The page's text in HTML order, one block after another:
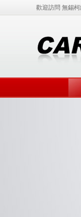
歡迎訪問 無錫